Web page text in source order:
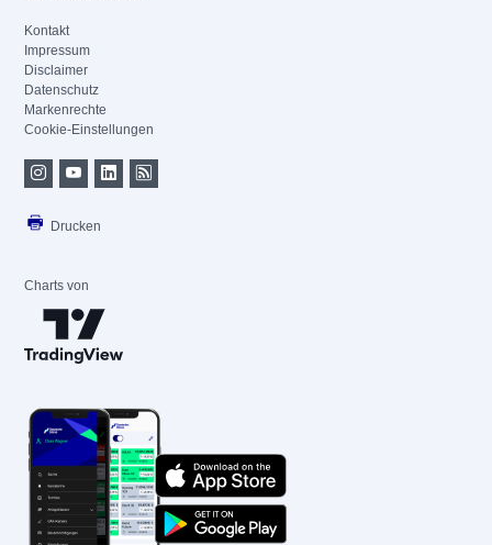
Kontakt
Impressum
Disclaimer
Datenschutz
Markenrechte
Cookie-Einstellungen
Drucken
Charts von